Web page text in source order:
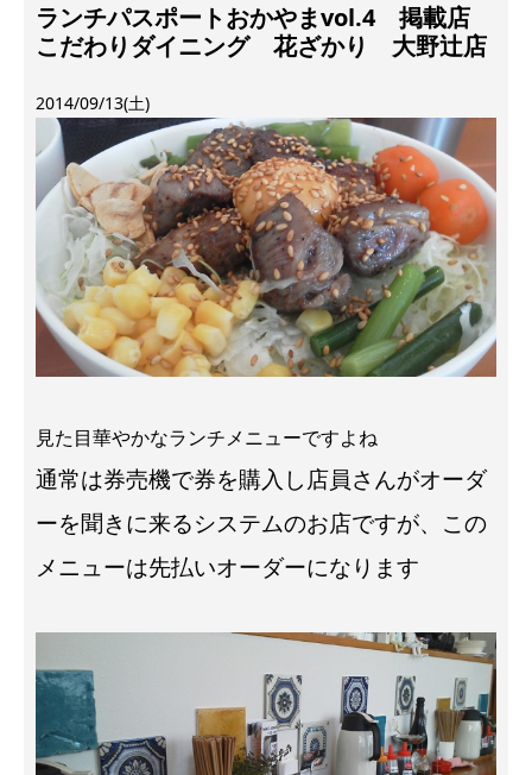
ランチパスポートおかやまvol.4 掲載店
こだわりダイニング 花ざかり 大野辻店
2014/09/13(土)
見た目華やかなランチメニューですよね
通常は券売機で券を購入し店員さんがオーダ
ーを聞きに来るシステムのお店ですが、この
メニューは先払いオーダーになります